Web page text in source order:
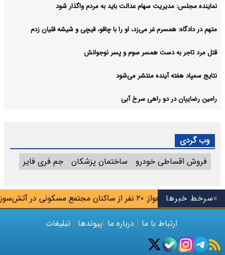
سرخط خبرهااهواز: ۲۰ نفر از ساکنان مجتمع مسکونی در آتش‌سوزی نجات یافتند می‌یابد
نماینده مجلس: مدیریت سهام عدالت باید به مردم واگذار شود
متهم در دادگاه: همسرم غر می‌زد، او را با چاقو، قیچی و شیشه قلیان زدم
قتل مرد تاجر به دست همسر سوم و پسر نوجوانش
نتایج سمپاد هفته آینده منتشر می‌شود
رامین رضاییان در دو راهی سرخ آبی
وب گردی
فروش اقساطی خودرو
ساختمان پزشکان جم فری فایر
ارتباط با ما | درباره ما |پیوندها | تبلیغات